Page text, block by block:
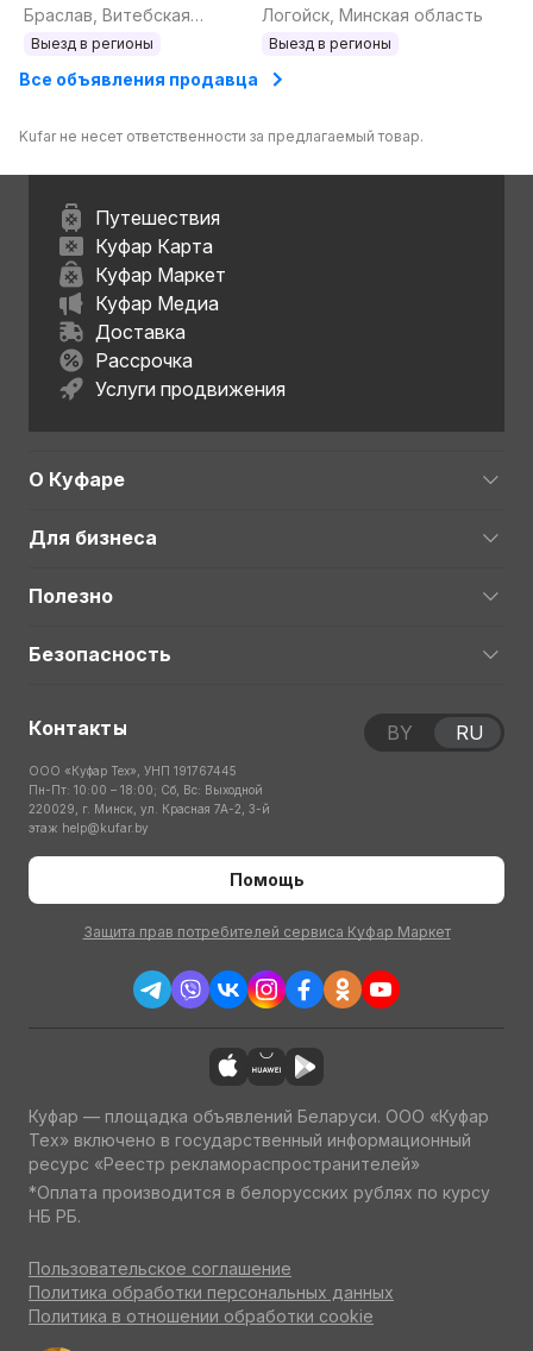
Браслав, Витебская
область
Выезд в регионы
Логойск, Минская область
Выезд в регионы
Все объявления продавца
Kufar не несет ответственности за предлагаемый товар.
Путешествия
Куфар Карта
Куфар Маркет
Куфар Медиа
Доставка
Рассрочка
Услуги продвижения
О Куфаре
Для бизнеса
Полезно
Безопасность
Контакты
ООО «Куфар Тех», УНП 191767445
Пн-Пт: 10:00 – 18:00; Сб, Вс: Выходной
220029, г. Минск, ул. Красная 7А-2, 3-й
этаж help@kufar.by
Помощь
Защита прав потребителей сервиса Куфар Маркет
BY RU
Куфар — площадка объявлений Беларуси. ООО «Куфар
Тех» включено в государственный информационный
ресурс «Реестр рекламораспространителей»
*Оплата производится в белорусских рублях по курсу
НБ РБ.
Пользовательское соглашение
Политика обработки персональных данных
Политика в отношении обработки cookie